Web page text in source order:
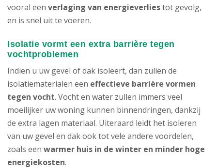
vooral een verlaging van energieverliestot gevolg,
en is snel uit te voeren.
Isolatie vormt een extra barrière tegen
vochtproblemen
Indien u uw gevel of dak isoleert, dan zullen de
isolatiematerialen een effectieve barrière vormen
tegen vocht. Vocht en water zullen immers veel
moeilijker uw woning kunnen binnendringen, dankzij
de extra lagen materiaal. Uiteraard leidt het isoleren
van uw gevel en dak ook tot vele andere voordelen,
zoals een warmer huis in de winter en minder hoge
energiekosten.